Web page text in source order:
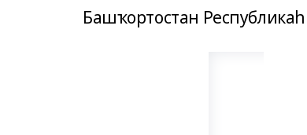
Башҡортостан